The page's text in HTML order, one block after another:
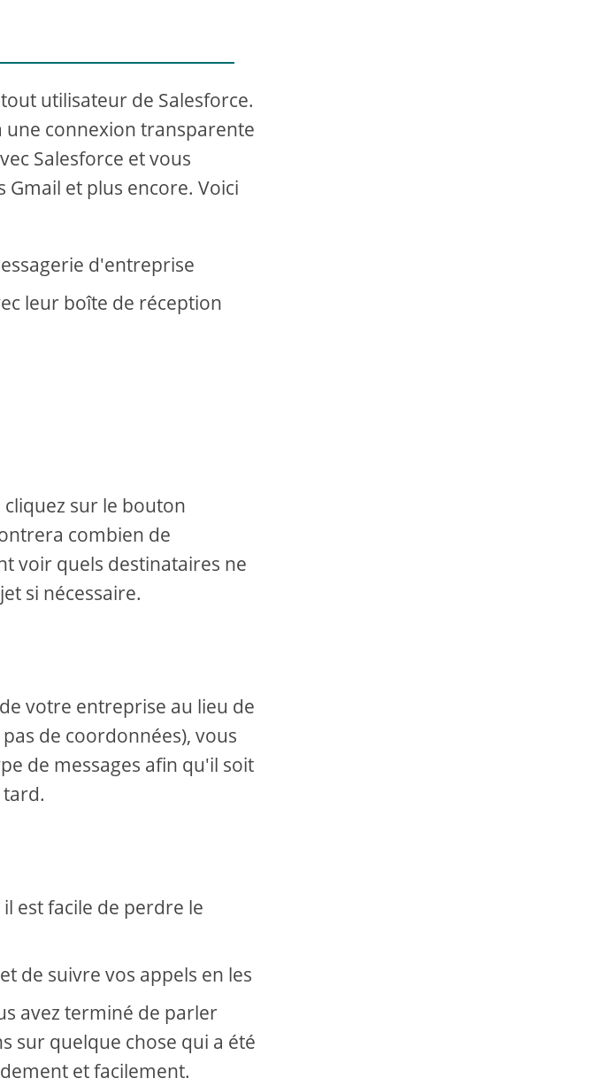
utilisateur de Salesforce.
une connexion transparente
Salesforce et vous
et plus encore. Voici
d'entreprise
leur boîte de réception
sur le bouton
combien de
voir quels destinataires ne
si nécessaire.
votre entreprise au lieu de
de coordonnées), vous
de messages afin qu'il soit
est facile de perdre le
de suivre vos appels en les
avez terminé de parler
sur quelque chose qui a été
et facilement.